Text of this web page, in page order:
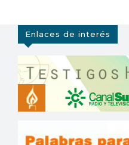
Enlaces de interés